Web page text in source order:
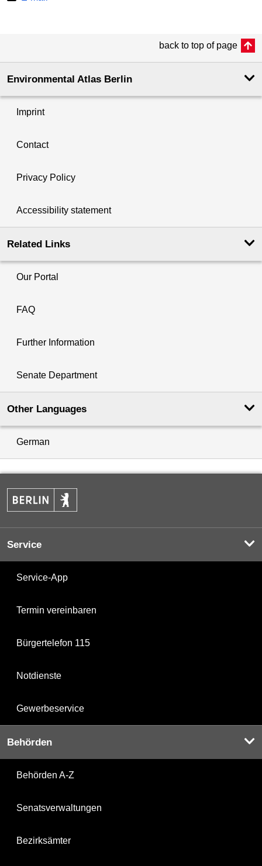
back to top of page
Environmental Atlas Berlin
Imprint
Contact
Privacy Policy
Accessibility statement
Related Links
Our Portal
FAQ
Further Information
Senate Department
Other Languages
German
Service
Service-App
Termin vereinbaren
Bürgertelefon 115
Notdienste
Gewerbeservice
Behörden
Behörden A-Z
Senatsverwaltungen
Bezirksämter